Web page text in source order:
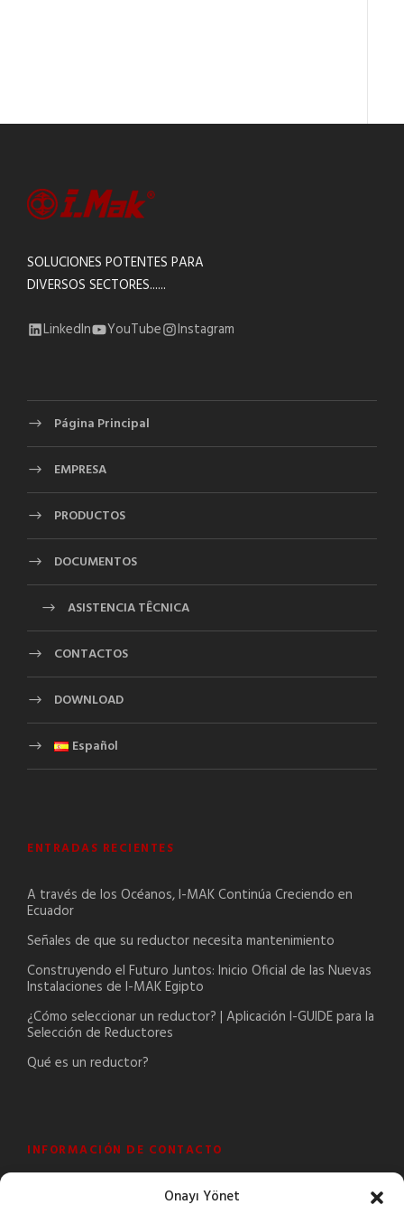
Onayı Yönet
SOLUCIONES POTENTES PARA
DIVERSOS SECTORES......
LinkedIn YouTube Instagram
Página Principal
EMPRESA
PRODUCTOS
DOCUMENTOS
ASISTENCIA TÊCNICA
CONTACTOS
DOWNLOAD
Español
ENTRADAS RECIENTES
A través de los Océanos, I-MAK Continúa Creciendo en
Ecuador
Señales de que su reductor necesita mantenimiento
Construyendo el Futuro Juntos: Inicio Oficial de las Nuevas
Instalaciones de I-MAK Egipto
¿Cómo seleccionar un reductor? | Aplicación I-GUIDE para la
Selección de Reductores
Qué es un reductor?
INFORMACIÓN DE CONTACTO
Şeyhli Mah. Sanayi Cad. No:1 Pendik/İstanbul/Turkey